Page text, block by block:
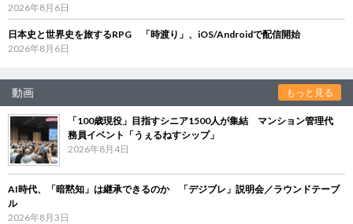
2026年8月6日
日本史と世界史を旅するRPG 「時渡り」、iOS/Androidで配信開始
2026年8月6日
動画 もっと見る
「100歳現役」目指すシニア1500人が集結 マンション管理代
務員イベント「うぇるねすシップ」
2026年8月4日
AI時代、「暗黙知」は継承できるのか 「デジブレ」説明会／ラウンドテーブ
ル
2026年8月3日